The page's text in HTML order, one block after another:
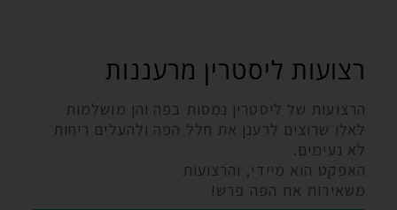
רצועות ליסטרין מרעננות
הרצועות של ליסטרין נמסות בפה והן מושלמות
לאלו שרוצים לרענן את חלל הפה ולהעלים ריחות
לא נעימים.
האפקט הוא מיידי, והרצועות
משאירות את הפה פרש!